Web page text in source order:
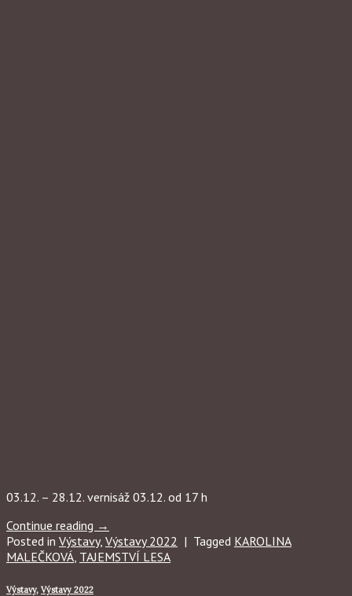
03.12. – 28.12. vernisáž 03.12. od 17 h
Continue reading →
Posted in Výstavy, Výstavy 2022 | Tagged KAROLINA
MALEČKOVÁ TAJEMSTVÍ LESA
Výstavy, Výstavy 2022